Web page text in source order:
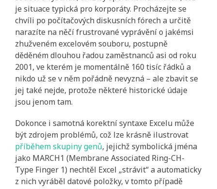
je situace typická pro korporáty. Procházejte se
chvíli po počítačových diskusních fórech a určitě
narazíte na něčí frustrované vyprávění o jakémsi
zhužveném excelovém souboru, postupně
děděném dlouhou řadou zaměstnanců asi od roku
2001, ve kterém je momentálně 160 tisíc řádků a
nikdo už se v něm pořádně nevyzná – ale zbavit se
jej také nejde, protože některé historické údaje
jsou jenom tam.
Dokonce i samotná korektní syntaxe Excelu může
být zdrojem problémů, což lze krásně ilustrovat
příběhem skupiny genů, jejichž symbolická jména
jako MARCH1 (Membrane Associated Ring-CH-
Type Finger 1) nechtěl Excel „strávit“ a automaticky
z nich vyráběl datové položky, v tomto případě